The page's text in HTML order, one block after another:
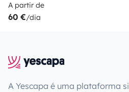
A partir de
60 €/dia
A Yescapa é uma plataforma